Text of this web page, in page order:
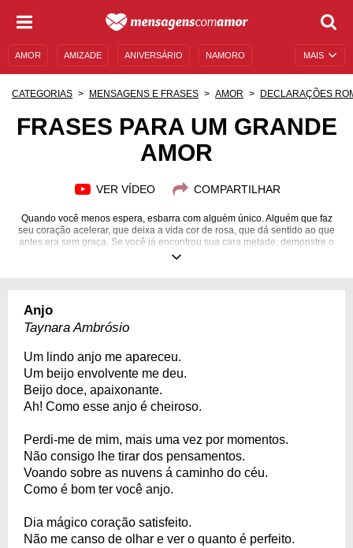
MAIS
AMOR AMIZADE ANIVERSÁRIO NAMORO
MENSAGENS DE ANIVERSÁRIO
CATEGORIAS MENSAGENS E FRASES AMOR DECLARAÇÕES
FRASES PARA UM GRANDE
AMOR
VER VÍDEO COMPARTILHAR
Quando você menos espera, esbarra com alguém único. Alguém que faz
seu coração acelerar, que deixa a vida cor de rosa, que dá sentido ao que
antes era sem graça. Se você já encontrou sua cara metade, demonstre o
quanto ela é especial.
Anjo
Taynara Ambrósio
Um lindo anjo me apareceu.
Um beijo envolvente me deu.
Beijo doce, apaixonante.
Ah! Como esse anjo é cheiroso.
Perdi-me de mim, mais uma vez por momentos.
Não consigo lhe tirar dos pensamentos.
Voando sobre as nuvens á caminho do céu.
Como é bom ter você anjo.
Dia mágico coração satisfeito.
Não me canso de olhar e ver o quanto é perfeito.